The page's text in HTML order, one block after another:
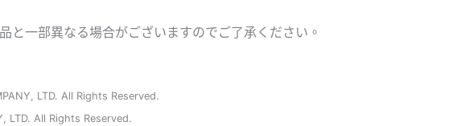
と一部異なる場合がございますのでご了承ください。
LTD. All Rights Reserved.
LTD. All Rights Reserved.